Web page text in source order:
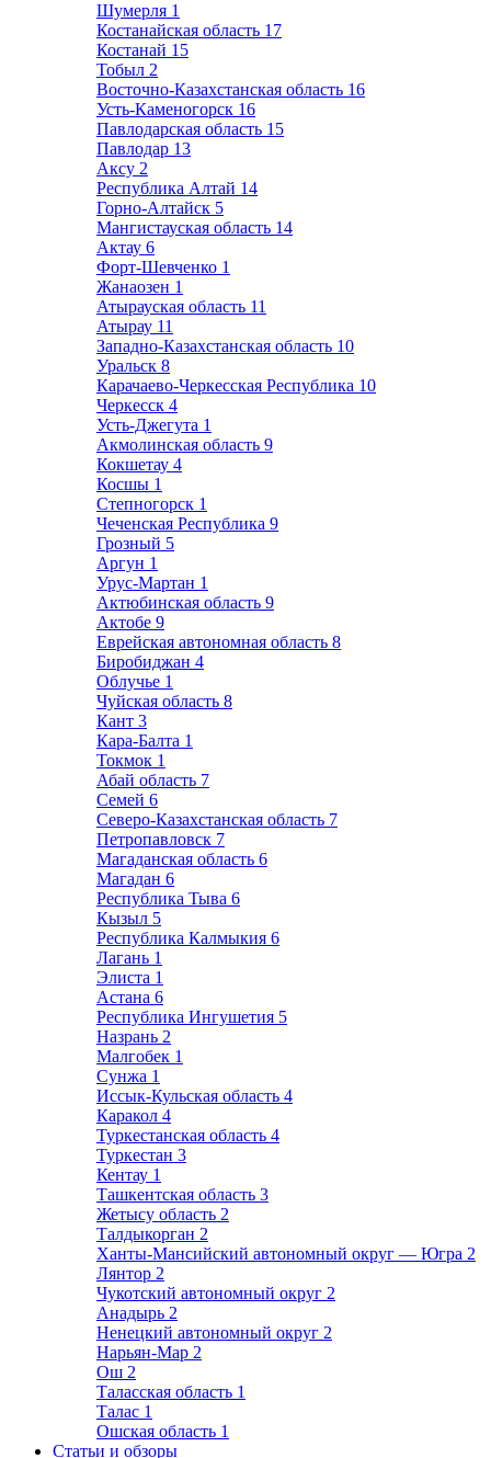
Шумерля 1
Костанайская область 17
Костанай 15
Тобыл 2
Восточно-Казахстанская область 16
Усть-Каменогорск 16
Павлодарская область 15
Павлодар 13
Аксу 2
Республика Алтай 14
Горно-Алтайск 5
Мангистауская область 14
Актау 6
Форт-Шевченко 1
Жанаозен 1
Атырауская область 11
Атырау 11
Западно-Казахстанская область 10
Уральск 8
Карачаево-Черкесская Республика 10
Черкесск 4
Усть-Джегута 1
Акмолинская область 9
Кокшетау 4
Косшы 1
Степногорск 1
Чеченская Республика 9
Грозный 5
Аргун 1
Урус-Мартан 1
Актюбинская область 9
Актобе 9
Еврейская автономная область 8
Биробиджан 4
Облучье 1
Чуйская область 8
Кант 3
Кара-Балта 1
Токмок 1
Абай область 7
Семей 6
Северо-Казахстанская область 7
Петропавловск 7
Магаданская область 6
Магадан 6
Республика Тыва 6
Кызыл 5
Республика Калмыкия 6
Лагань 1
Элиста 1
Астана 6
Республика Ингушетия 5
Назрань 2
Малгобек 1
Сунжа 1
Иссык-Кульская область 4
Каракол 4
Туркестанская область 4
Туркестан 3
Кентау 1
Ташкентская область 3
Жетысу область 2
Талдыкорган 2
Ханты-Мансийский автономный округ — Югра 2
Лянтор 2
Чукотский автономный округ 2
Анадырь 2
Ненецкий автономный округ 2
Нарьян-Мар 2
Ош 2
Таласская область 1
Талас 1
Ошская область 1
Статьи и обзоры